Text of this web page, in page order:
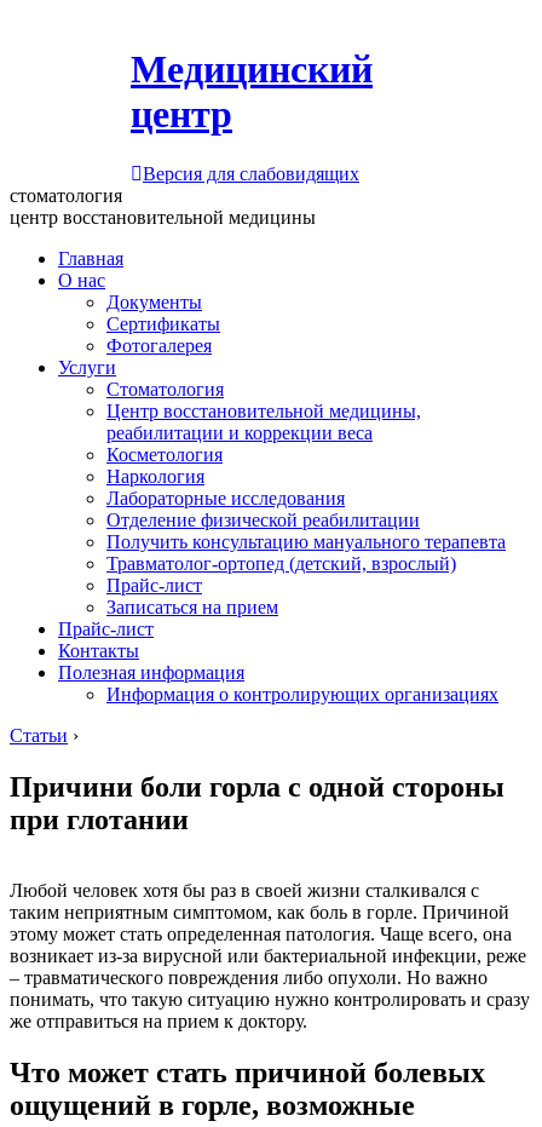
Медицинский
центр
Версия для слабовидящих
стоматология
центр восстановительной медицины
Главная
О нас
Документы
Сертификаты
Фотогалерея
Услуги
Стоматология
Центр восстановительной медицины,
реабилитации и коррекции веса
Косметология
Наркология
Лабораторные исследования
Отделение физической реабилитации
Получить консультацию мануального терапевта
Травматолог-ортопед (детский, взрослый)
Прайс-лист
Записаться на прием
Прайс-лист
Контакты
Полезная информация
Информация о контролирующих организациях
Статьи ›
Причини боли горла с одной стороны
при глотании
Любой человек хотя бы раз в своей жизни сталкивался с
таким неприятным симптомом, как боль в горле. Причиной
этому может стать определенная патология. Чаще всего, она
возникает из-за вирусной или бактериальной инфекции, реже
– травматического повреждения либо опухоли. Но важно
понимать, что такую ситуацию нужно контролировать и сразу
же отправиться на прием к доктору.
Что может стать причиной болевых
ощущений в горле, возможные